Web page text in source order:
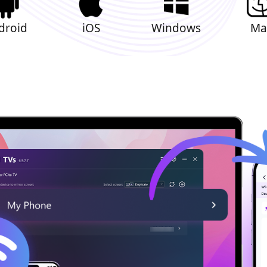
iOS Windows